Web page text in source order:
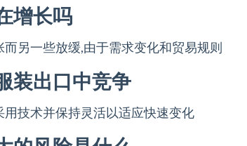
增长吗
另一些放缓,由于需求变化和贸易规则
装出口中竞争
技术并保持灵活以适应快速变化